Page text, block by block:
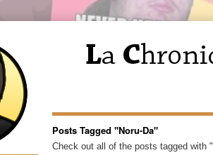
Posts Tagged "Noru-Da"
Check out all of the posts tagged with